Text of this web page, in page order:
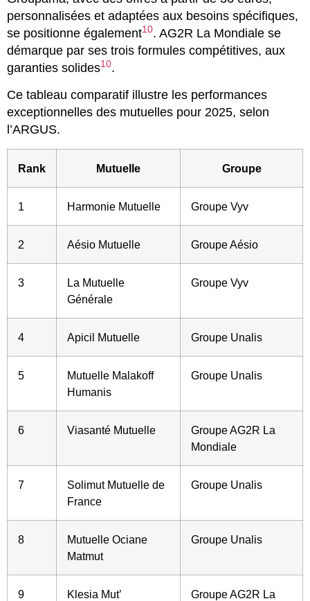
personnalisées et adaptées aux besoins spécifiques,
se positionne également10. AG2R La Mondiale se
démarque par ses trois formules compétitives, aux
garanties solides10.
Ce tableau comparatif illustre les performances
exceptionnelles des mutuelles pour 2025, selon
l’ARGUS.
Rank Mutuelle Groupe
1 Harmonie Mutuelle Groupe Vyv
2 Aésio Mutuelle Groupe Aésio
3
La Mutuelle
Générale
Groupe Vyv
4 Apicil Mutuelle Groupe Unalis
5
Mutuelle Malakoff
Humanis
Groupe Unalis
6 Viasanté Mutuelle
Groupe AG2R La
Mondiale
7
Solimut Mutuelle de
France
Groupe Unalis
8
Mutuelle Ociane
Matmut
Groupe Unalis
9 Klesia Mut’
Groupe AG2R La